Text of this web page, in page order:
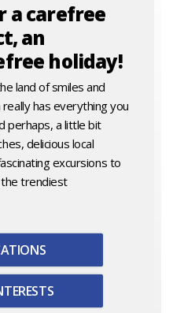
a carefree
an
holiday!
land of smiles and
has everything you
perhaps, a little bit
delicious local
excursions to
trendiest